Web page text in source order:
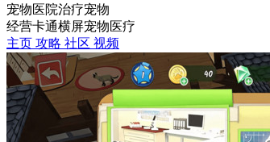
宠物医院治疗宠物
经营卡通横屏宠物医疗
主页 攻略 社区 视频